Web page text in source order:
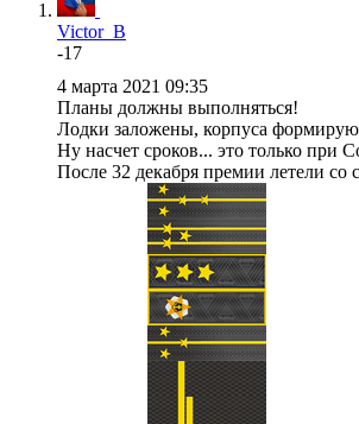
Victor_B
-17
4 марта 2021 09:35
Планы должны выполняться!
Лодки заложены, корпуса
Ну насчет сроков... это только при
После 32 декабря премии летели со